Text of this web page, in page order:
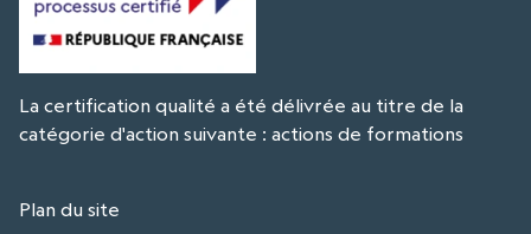
La certification qualité a été délivrée au titre de la
catégorie d'action suivante : actions de formations
Plan du site